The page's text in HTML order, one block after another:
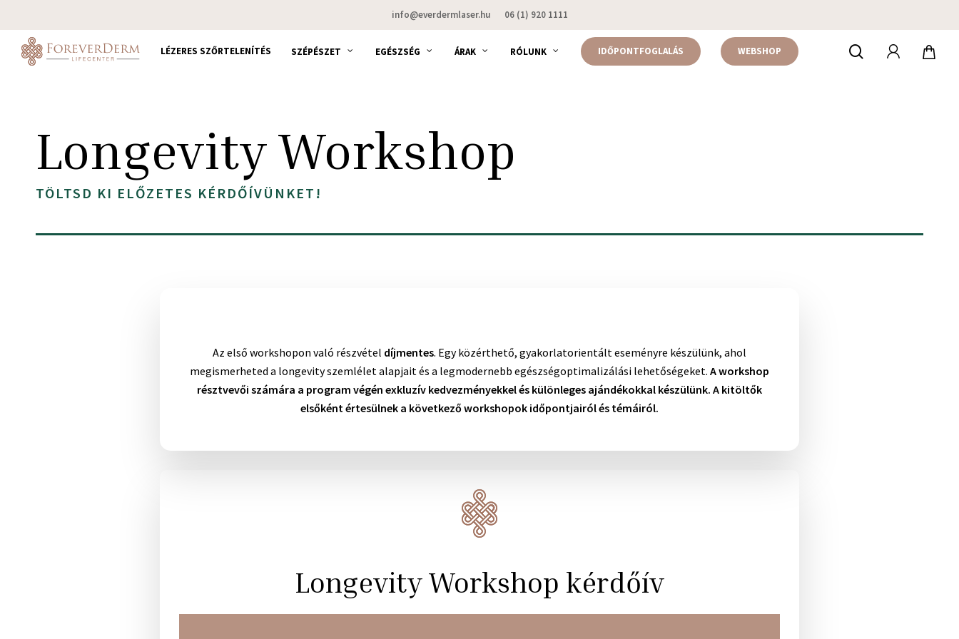
to
main
content
info@everdermlaser.hu 06 (1) 920 1111
LÉZERES SZŐRTELENÍTÉS SZÉPÉSZET EGÉSZSÉG ÁRAK RÓLUNK IDŐPONTFOGLALÁS WEBSHOP keresés
Longevity Workshop
TÖLTSD KI ELŐZETES KÉRDŐÍVÜNKET!
Az első workshopon való részvétel díjmentes. Egy közérthető, gyakorlatorientált eseményre készülünk, ahol
megismerheted a longevity szemlélet alapjait és a legmodernebb egészségoptimalizálási lehetőségeket. A workshop
résztvevői számára a program végén exkluzív kedvezményekkel és különleges ajándékokkal készülünk. A kitöltők
elsőként értesülnek a következő workshopok időpontjairól és témáiról.
Longevity Workshop kérdőív